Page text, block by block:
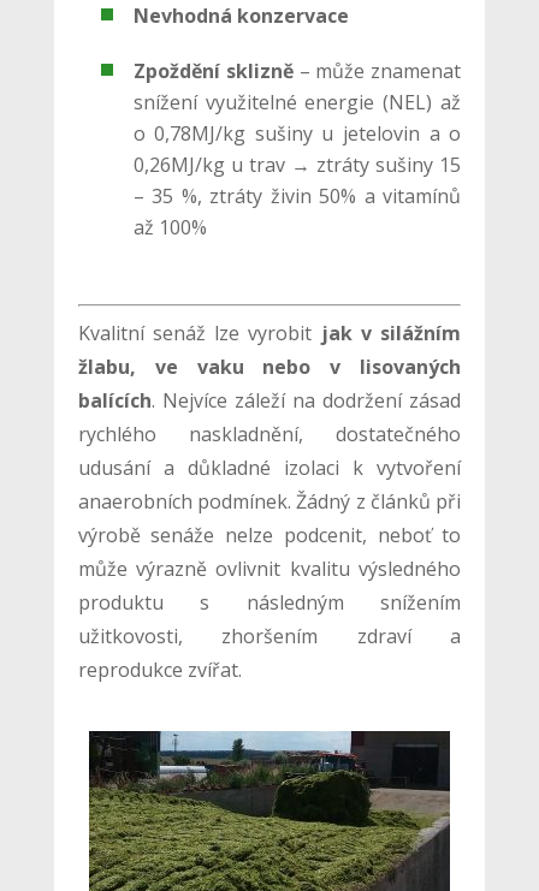
Nevhodná konzervace
Zpoždění sklizně– může znamenat
snížení využitelné energie (NEL) až
o 0,78MJ/kg sušiny u jetelovin a o
0,26MJ/kg u trav → ztráty sušiny 15
– 35 %, ztráty živin 50% a vitamínů
až 100%
Kvalitní senáž lze vyrobit jak v silážním
žlabu, ve vaku nebo v lisovaných
balících. Nejvíce záleží na dodržení zásad
rychlého naskladnění, dostatečného
udusání a důkladné izolaci k vytvoření
anaerobních podmínek. Žádný z článků při
výrobě senáže nelze podcenit, neboť to
může výrazně ovlivnit kvalitu výsledného
produktu s následným snížením
užitkovosti, zhoršením zdraví a
reprodukce zvířat.